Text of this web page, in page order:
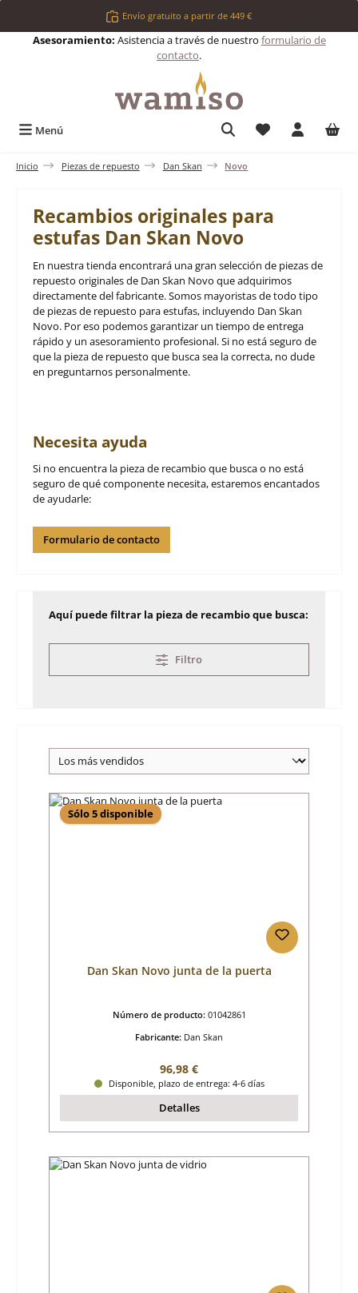
Saltar al contenido principalEnvío gratuito a partir de 449 €
Asesoramiento: Asistencia a través de nuestro formulario de
contacto.
Menú Tienes 0
Inicio Piezas de repuesto Dan Skan Novo
Recambios originales para
estufas Dan Skan Novo
En nuestra tienda encontrará una gran selección de piezas de
repuesto originales de Dan Skan Novo que adquirimos
directamente del fabricante. Somos mayoristas de todo tipo
de piezas de repuesto para estufas, incluyendo Dan Skan
Novo. Por eso podemos garantizar un tiempo de entrega
rápido y un asesoramiento profesional. Si no está seguro de
que la pieza de repuesto que busca sea la correcta, no dude
en preguntarnos personalmente.
Necesita ayuda
Si no encuentra la pieza de recambio que busca o no está
seguro de qué componente necesita, estaremos encantados
de ayudarle:
Formulario de contacto
Aquí puede filtrar la pieza de recambio que busca:
Filtro
Sólo 5 disponible
Dan Skan Novo junta de la puerta
Número de producto: 01042861
Fabricante: Dan Skan
Precio normal:
96,98 €
Disponible, plazo de entrega: 4-6 días
Detalles